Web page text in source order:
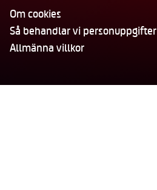
Om cookies
Så behandlar vi personuppgifter
Allmänna villkor